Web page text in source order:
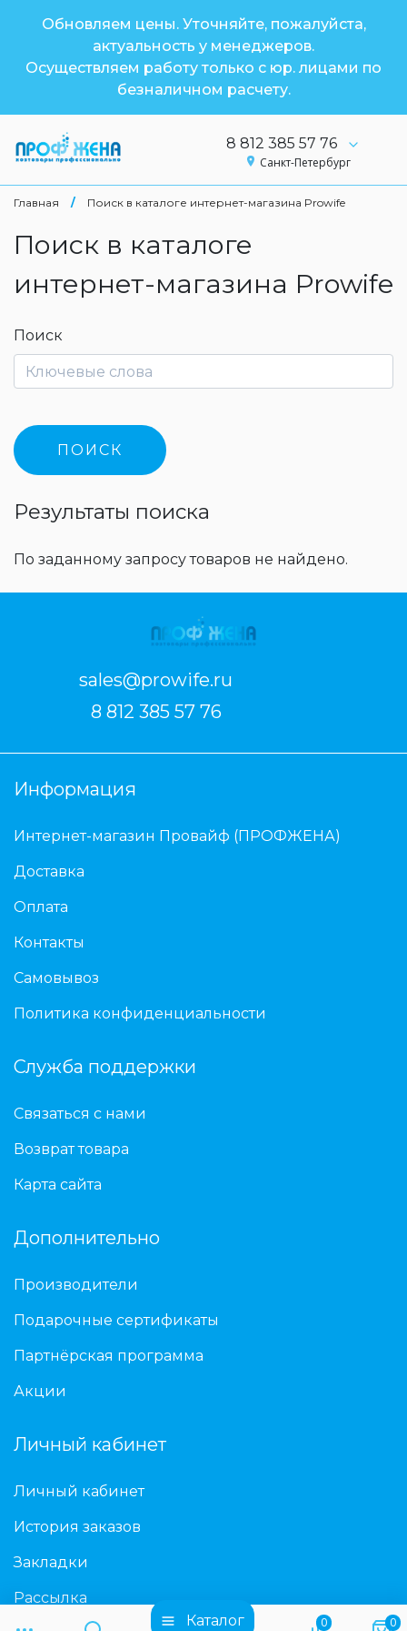
Обновляем цены. Уточняйте, пожалуйста,
актуальность у менеджеров.
Осуществляем работу только с юр. лицами по
безналичном расчету.
8 812 385 57 76
Санкт-Петербург
Каталог 0 0
Главная / Поиск в каталоге интернет-магазина Prowife
Поиск в каталоге
интернет-магазина Prowife
Поиск
Результаты поиска
По заданному запросу товаров не найдено.
sales@prowife.ru
8 812 385 57 76
Информация
Интернет-магазин Провайф (ПРОФЖЕНА)
Доставка
Оплата
Контакты
Самовывоз
Политика конфиденциальности
Служба поддержки
Связаться с нами
Возврат товара
Карта сайта
Дополнительно
Производители
Подарочные сертификаты
Партнёрская программа
Акции
Личный кабинет
Личный кабинет
История заказов
Закладки
Рассылка